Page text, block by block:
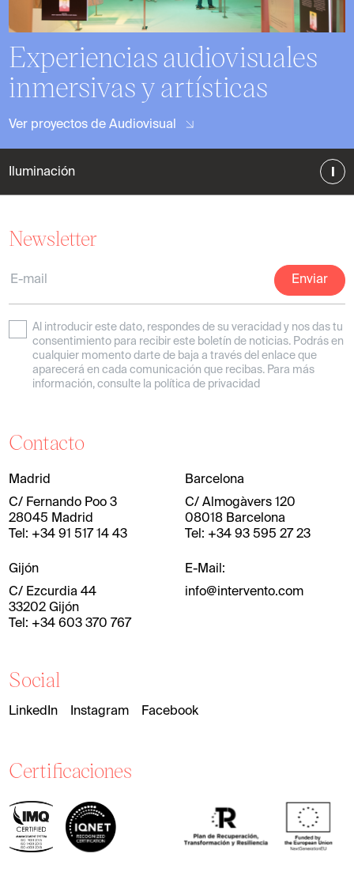
Experiencias audiovisuales
inmersivas y artísticas
Ver proyectos de Audiovisual
Iluminación I
Iluminación para el arte y la
arquitectura
Ver proyectos de Iluminación
Newsletter
Al introducir este dato, respondes de su veracidad y nos das tu
consentimiento para recibir este boletín de noticias. Podrás en
cualquier momento darte de baja a través del enlace que
aparecerá en cada comunicación que recibas. Para más
información, consulte la política de privacidad
Contacto
Madrid
C/ Fernando Poo 3
28045 Madrid
Tel: +34 91 517 14 43
Barcelona
C/ Almogàvers 120
08018 Barcelona
Tel: +34 93 595 27 23
Gijón
C/ Ezcurdia 44
33202 Gijón
Tel: +34 603 370 767
E-Mail:
info@intervento.com
Social
LinkedIn Instagram Facebook
Certificaciones